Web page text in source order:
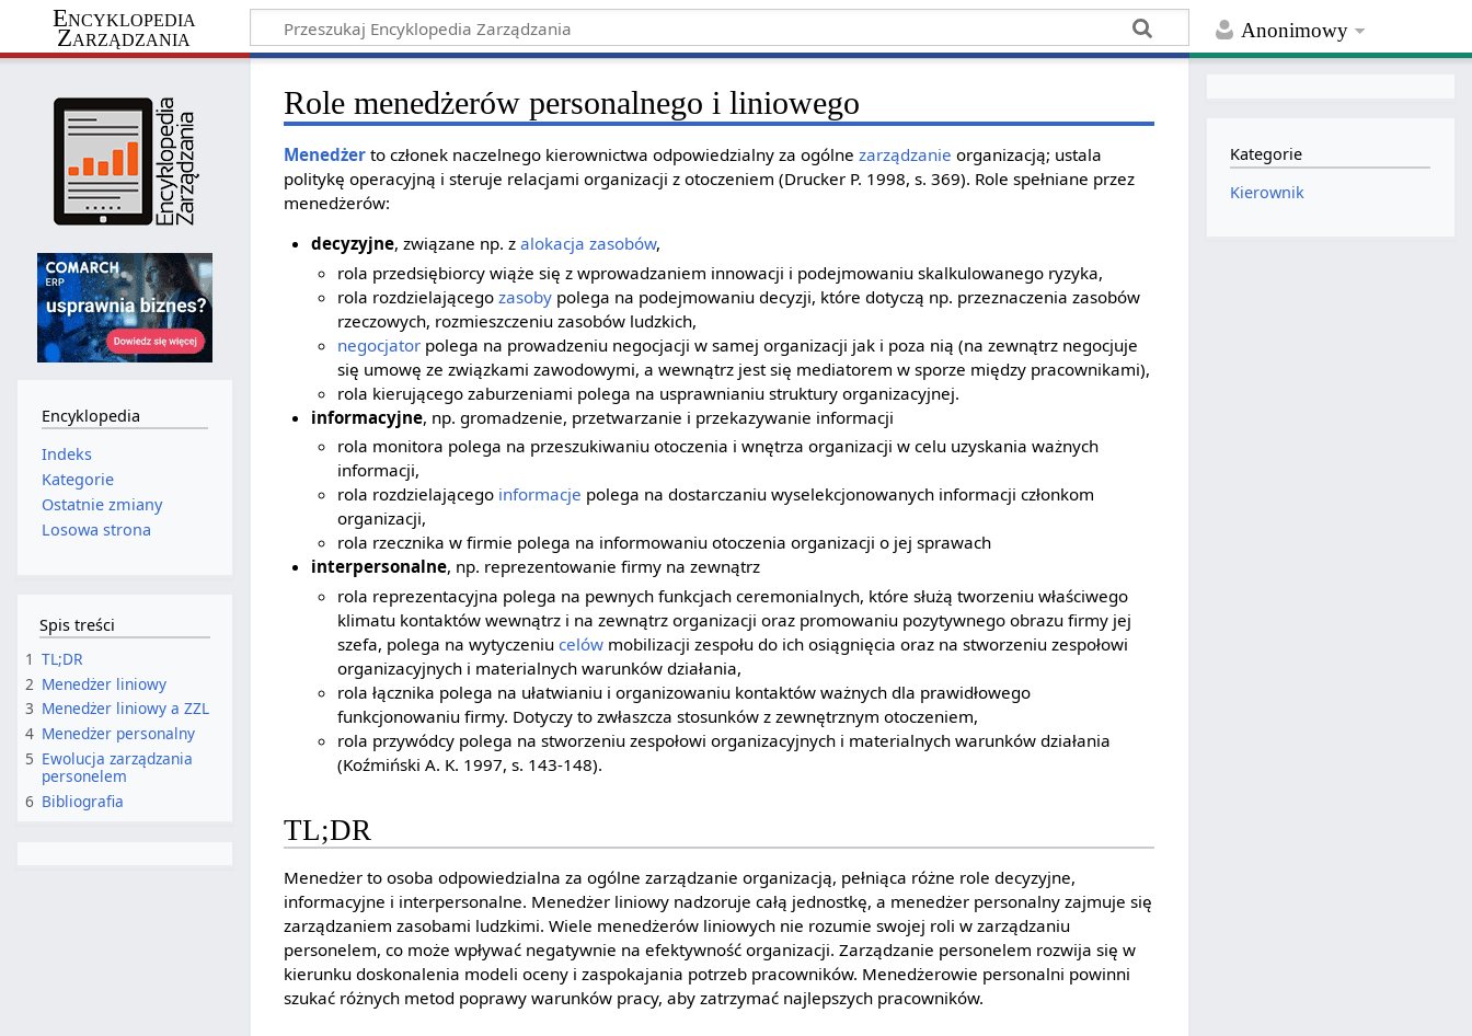
Anonimowy
Encyklopedia
Zarządzania
Role menedżerów personalnego i liniowego
Menedżer to członek naczelnego kierownictwa odpowiedzialny za ogólnezarządzanie organizacją; ustala
politykę operacyjną i steruje relacjami organizacji z otoczeniem (Drucker P. 1998, s. 369). Role spełniane przez
menedżerów:
decyzyjne, związane np. z alokacja zasobów,
rola przedsiębiorcy wiąże się z wprowadzaniem innowacji i podejmowaniu skalkulowanego ryzyka,
rola rozdzielającego zasoby polega na podejmowaniu decyzji, które dotyczą np. przeznaczenia zasobów
rzeczowych, rozmieszczeniu zasobów ludzkich,
negocjator polega na prowadzeniu negocjacji w samej organizacji jak i poza nią (na zewnątrz negocjuje
się umowę ze związkami zawodowymi, a wewnątrz jest się mediatorem w sporze między pracownikami),
rola kierującego zaburzeniami polega na usprawnianiu struktury organizacyjnej.
informacyjne, np. gromadzenie, przetwarzanie i przekazywanie informacji
rola monitora polega na przeszukiwaniu otoczenia i wnętrza organizacji w celu uzyskania ważnych
informacji,
rola rozdzielającego informacje polega na dostarczaniu wyselekcjonowanych informacji członkom
organizacji,
rola rzecznika w firmie polega na informowaniu otoczenia organizacji o jej sprawach
interpersonalne, np. reprezentowanie firmy na zewnątrz
rola reprezentacyjna polega na pewnych funkcjach ceremonialnych, które służą tworzeniu właściwego
klimatu kontaktów wewnątrz i na zewnątrz organizacji oraz promowaniu pozytywnego obrazu firmy jej
szefa, polega na wytyczeniu celów mobilizacji zespołu do ich osiągnięcia oraz na stworzeniu zespołowi
organizacyjnych i materialnych warunków działania,
rola łącznika polega na ułatwianiu i organizowaniu kontaktów ważnych dla prawidłowego
funkcjonowaniu firmy. Dotyczy to zwłaszcza stosunków z zewnętrznym otoczeniem,
rola przywódcy polega na stworzeniu zespołowi organizacyjnych i materialnych warunków działania
(Koźmiński A. K. 1997, s. 143-148).
TL;DR
Menedżer to osoba odpowiedzialna za ogólne zarządzanie organizacją, pełniąca różne role decyzyjne,
informacyjne i interpersonalne. Menedżer liniowy nadzoruje całą jednostkę, a menedżer personalny zajmuje się
zarządzaniem zasobami ludzkimi. Wiele menedżerów liniowych nie rozumie swojej roli w zarządzaniu
personelem, co może wpływać negatywnie na efektywność organizacji. Zarządzanie personelem rozwija się w
kierunku doskonalenia modeli oceny i zaspokajania potrzeb pracowników. Menedżerowie personalni powinni
szukać różnych metod poprawy warunków pracy, aby zatrzymać najlepszych pracowników.
Encyklopedia
Indeks
Kategorie
Ostatnie zmiany
Losowa strona
Spis treści
1 TL;DR
2 Menedżer liniowy
3 Menedżer liniowy a ZZL
4 Menedżer personalny
5 Ewolucja zarządzania
personelem
6 Bibliografia
Kategorie
Kierownik